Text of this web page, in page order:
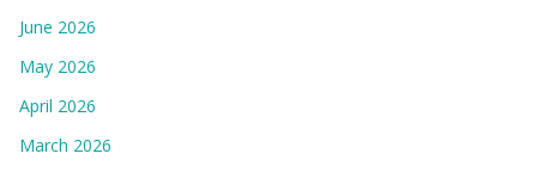
June 2026
May 2026
April 2026
March 2026